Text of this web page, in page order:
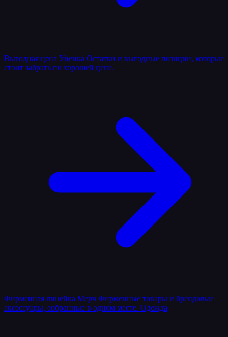
Выгодная цена Уценка Остатки и выгодные позиции, которые
стоит забрать по хорошей цене.
Фирменная линейка Мерч Фирменные товары и брендовые
аксессуары, собранные в одном месте. Одежда